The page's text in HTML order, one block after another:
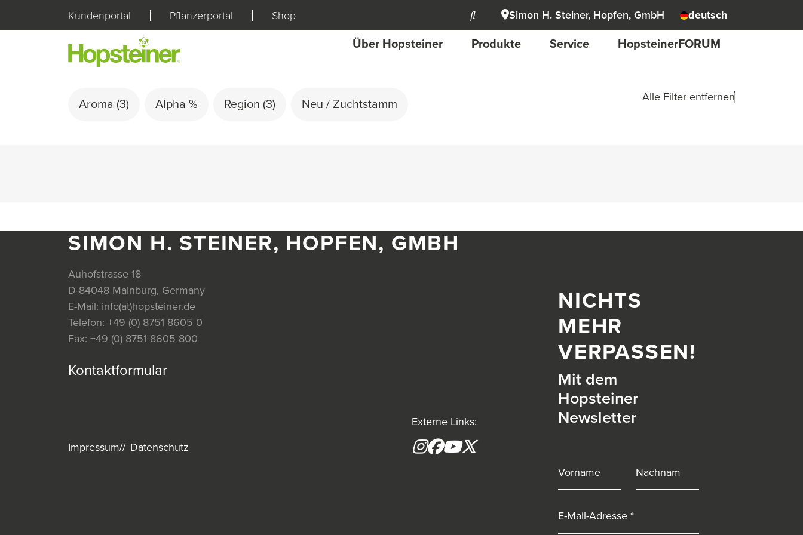
Kundenportal Pflanzerportal Shop Simon H. Steiner, Hopfen, GmbH deutsch
Über Hopsteiner Produkte Service HopsteinerFORUM
Aroma (3) Alpha % Region (3) Neu / Zuchtstamm
Alle Filter entfernen
SIMON H. STEINER, HOPFEN, GMBH
Auhofstrasse 18
D-84048 Mainburg, Germany
E-Mail: info(at)hopsteiner.de
Telefon: +49 (0) 8751 8605 0
Fax: +49 (0) 8751 8605 800
Kontaktformular
Externe Links:
Instagram
Facebook
YouTube
Impressum Datenschutz
NICHTS
MEHR
VERPASSEN!
Mit dem
Hopsteiner
Newsletter